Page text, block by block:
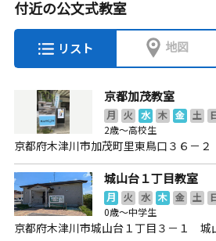
付近の公文式教室
リスト 地図
京都加茂教室
月 火 水 木 金 土
2歳～高校生
京都府木津川市加茂町里東鳥口３６－２
城山台１丁目教室
月 火 水 木 金 土
0歳～中学生
京都府木津川市城山台１丁目３－１ 城